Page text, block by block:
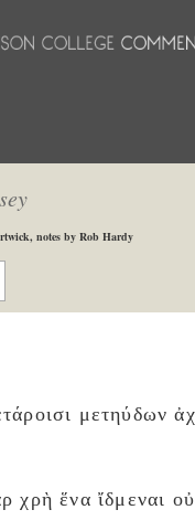
notes by Rob Hardy
μετηύδων
χρὴ ἕνα ἴδμεναι